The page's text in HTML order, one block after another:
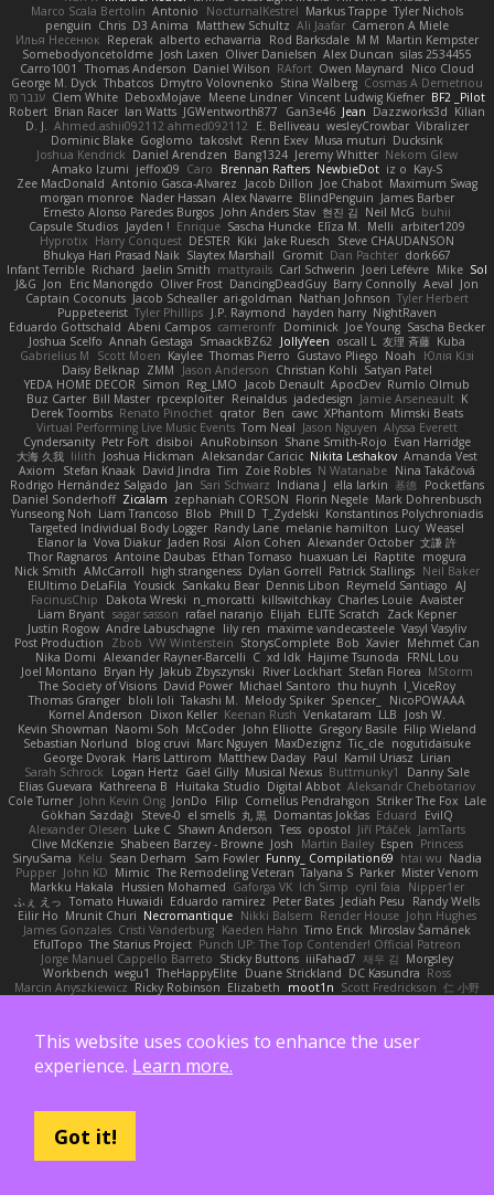
Marco Scala Bertolin Antonio NocturnalKestrel Markus Trappe Tyler Nichols
penguin Chris D3 Anima Matthew Schultz Ali Jaafar Cameron A Miele
Илья Несенюк Reperak alberto echavarria Rod Barksdale M M Martin Kempster
Somebodyoncetoldme Josh Laxen Oliver Danielsen Alex Duncan silas 2534455
Carro1001
Thomas Anderson Daniel Wilson RAfort Owen Maynard
Nico Cloud
George M. Dyck Thbatcos Dmytro Volovnenko Stina Walberg Cosmas A Demetriou
ענבר פז Clem White DeboxMojave Meene Lindner Vincent Ludwig Kiefner BF2 _Pilot
Robert Brian Racer Ian Watts JGWentworth877 Gan3e46 Jean Dazzworks3d Kilian
D. J. Ahmed.ashii092112 ahmed092112 E. Belliveau wesleyCrowbar Vibralizer
Dominic Blake Goglomo takoslvt Renn Exev Musa muturi Ducksink
Joshua Kendrick Daniel Arendzen Bang1324 Jeremy Whitter Nekom Glew
Amako Izumi jeffox09 Caro Brennan Rafters NewbieDot iz o Kay-S
Zee MacDonald Antonio Gasca-Alvarez Jacob Dillon Joe Chabot Maximum Swag
morgan monroe Nader Hassan Alex Navarre BlindPenguin James Barber
Ernesto Alonso Paredes Burgos John Anders Stav 현진 김 Neil McG buhii
Capsule Studios Jayden ! Enrique Sascha Huncke Elīza M. Melli arbiter1209
Hyprotix Harry Conquest DESTER Kiki Jake Ruesch
Steve CHAUDANSON
Bhukya Hari Prasad Naik Slaytex Marshall Gromit Dan Pachter dork667
Infant Terrible Richard Jaelin Smith mattyrails Carl Schwerin Joeri Lefévre Mike Sol
J&G Jon Eric Manongdo Oliver Frost DancingDeadGuy Barry Connolly Aeval Jon
Captain Coconuts Jacob Schealler ari-goldman Nathan Johnson Tyler Herbert
Puppeteerist Tyler Phillips J.P. Raymond hayden harry NightRaven
Eduardo Gottschald Abeni Campos cameronfr Dominick Joe Young Sascha Becker
Joshua Scelfo Annah Gestaga SmaackBZ62 JollyYeen oscall L 友理 斉藤 Kuba
Gabrielius M
Scott Moen Kaylee Thomas Pierro Gustavo Pliego Noah
Юлія Кізі
Daisy Belknap ZMM Jason Anderson Christian Kohli Satyan Patel
YEDA HOME DECOR Simon Reg_LMO Jacob Denault ApocDev Rumlo Olmub
Buz Carter Bill Master rpcexploiter Reinaldus jadedesign Jamie Arseneault K
Derek Toombs Renato Pinochet qrator Ben cawc XPhantom Mimski Beats
Virtual Performing Live Music Events Tom Neal Jason Nguyen Alyssa Everett
Cyndersanity Petr Fořt disiboi AnuRobinson Shane Smith-Rojo Evan Harridge
大海 久我 lilith Joshua Hickman Aleksandar Caricic Nikita Leshakov Amanda Vest
Axiom
Stefan Knaak David Jindra Tim Zoie Robles N Watanabe Nina Takáčová
Rodrigo Hernández Salgado
Jan Sari Schwarz Indiana J ella larkin 基德 Pocketfans
Daniel Sonderhoff Zicalam zephaniah CORSON Florin Negele Mark Dohrenbusch
Yunseong Noh Liam Trancoso Blob Phill D T_Zydelski Konstantinos Polychroniadis
Targeted Individual Body Logger Randy Lane melanie hamilton Lucy Weasel
Elanor la Vova Diakur Jaden Rosi Alon Cohen Alexander October 文謙 許
Thor Ragnaros Antoine Daubas Ethan Tomaso huaxuan Lei Raptite mogura
Nick Smith AMcCarroll high strangeness Dylan Gorrell Patrick Stallings Neil Baker
ElUltimo DeLaFila Yousick Sankaku Bear Dennis Libon Reymeld Santiago AJ
FacinusChip
Dakota Wreski n_morcatti killswitchkay Charles Louie Avaister
Liam Bryant sagar sasson rafael naranjo Elijah ELITE Scratch
Zack Kepner
Justin Rogow Andre Labuschagne lily ren maxime vandecasteele Vasyl Vasyliv
Post Production
Zbob VW Winterstein StorysComplete Bob Xavier Mehmet Can
Nika Domi Alexander Rayner-Barcelli C xd Idk Hajime Tsunoda
FRNL Lou
Joel Montano Bryan Hy Jakub Zbyszynski River Lockhart Stefan Florea MStorm
The Society of Visions David Power Michael Santoro thu huynh I_ViceRoy
Thomas Granger bloli loli Takashi M. Melody Spiker Spencer_
NicoPOWAAA
Kornel Anderson
Dixon Keller Keenan Rush Venkataram LLB
Josh W.
Kevin Showman Naomi Soh McCoder John Elliotte Gregory Basile Filip Wieland
Sebastian Norlund
blog cruvi Marc Nguyen MaxDezignz Tic_cle nogutidaisuke
George Dvorak Haris Lattirom Matthew Daday Paul Kamil Uriasz Lirian
Sarah Schrock
Logan Hertz Gaël Gilly Musical Nexus Buttmunky1
Danny Sale
Elias Guevara Kathreena B Huitaka Studio Digital Abbot Aleksandr Chebotariov
Cole Turner John Kevin Ong JonDo Filip Cornellus Pendrahgon Striker The Fox Lale
Gökhan Sazdağı
Steve-0 el smells 丸 黒 Domantas Jokšas Eduard
EvilQ
Alexander Olesen Luke C Shawn Anderson Tess opostol Jiří Ptáček JamTarts
Clive McKenzie Shabeen Barzey - Browne Josh Martin Bailey Espen Princess
SiryuSama Kelu Sean Derham Sam Fowler Funny_ Compilation69 htai wu Nadia
Pupper John KD Mimic The Remodeling Veteran Talyana S Parker Mister Venom
Markku Hakala
Hussien Mohamed Gaforga VK Ich Simp cyril faia
Nipper1er
ふぇ えっ Tomato Huwaidi Eduardo ramirez Peter Bates Jediah Pesu
Randy Wells
Eilir Ho Mrunit Churi Necromantique Nikki Balsem Render House John Hughes
James Gonzales Cristi Vanderburg Kaeden Hahn Timo Erick Miroslav Šamánek
EfulTopo The Starius Project Punch UP: The Top Contender! Official Patreon
Jorge Manuel Cappello Barreto Sticky Buttons iiiFahad7 재우 김 Morgsley
Workbench wegu1 TheHappyElite Duane Strickland DC Kasundra Ross
Marcin Anyszkiewicz Ricky Robinson Elizabeth moot1n Scott Fredrickson 仁 小野
Riccardo Colombo OHNE LIMIT Gionea Alexandru Daniel philip sisk
Daniel Richman
Ieuan King Karri Haranko
Thokozani Mahlanyane david cachay
Niko Tuononen Pranshu Goyal
Wayne120
Igor Sirotov Architects
This website uses cookies to enhance the user
experience. Learn more.
Got it!